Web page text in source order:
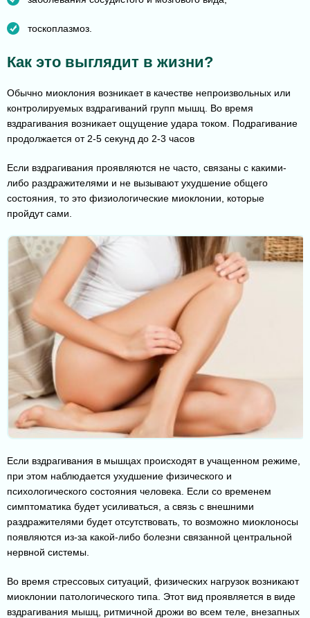
тоскоплазмоз.
Как это выглядит в жизни?
Обычно миоклония возникает в качестве непроизвольных или
контролируемых вздрагиваний групп мышц. Во время
вздрагивания возникает ощущение удара током. Подрагивание
продолжается от 2-5 секунд до 2-3 часов
Если вздрагивания проявляются не часто, связаны с какими-
либо раздражителями и не вызывают ухудшение общего
состояния, то это физиологические миоклонии, которые
пройдут сами.
Если вздрагивания в мышцах происходят в учащенном режиме,
при этом наблюдается ухудшение физического и
психологического состояния человека. Если со временем
симптоматика будет усиливаться, а связь с внешними
раздражителями будет отсутствовать, то возможно миоклоносы
появляются из-за какой-либо болезни связанной центральной
нервной системы.
Во время стрессовых ситуаций, физических нагрузок возникают
миоклонии патологического типа. Этот вид проявляется в виде
вздрагивания мышц, ритмичной дрожи во всем теле, внезапных